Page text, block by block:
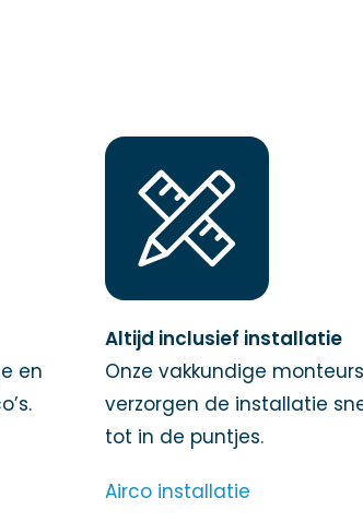
en
Altijd inclusief installatie
Onze vakkundige monteurs
verzorgen de installatie
tot in de puntjes.
Airco installatie